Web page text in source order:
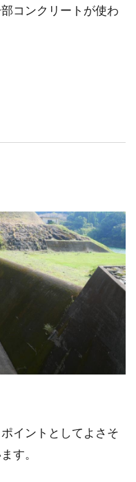
コンクリートが使わ
イントとしてよさそ
す。